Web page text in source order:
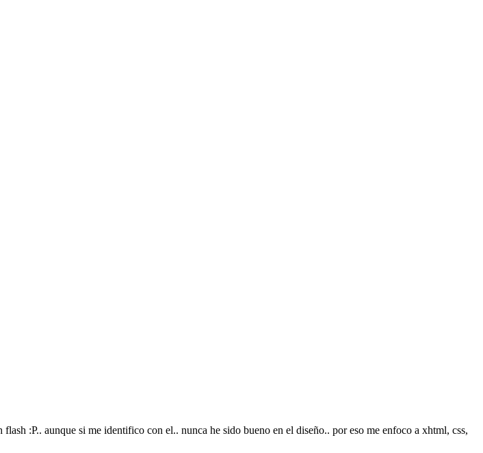
:P.. aunque si me identifico con el.. nunca he sido bueno en el diseño.. por eso me enfoco a xhtml, css,